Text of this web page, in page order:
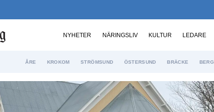
NYHETER NÄRINGSLIV KULTUR LEDARE
ÅRE KROKOM STRÖMSUND ÖSTERSUND BRÄCKE BERG